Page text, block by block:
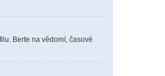
Berte na vědomí, časové